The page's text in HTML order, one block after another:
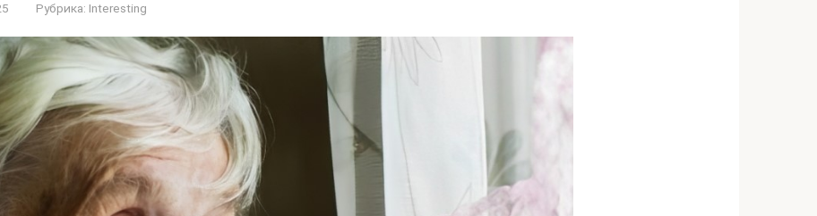
Рубрика: Interesting